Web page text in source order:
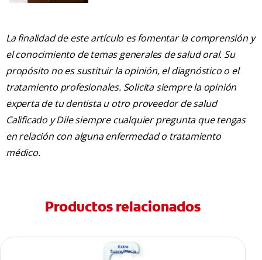
La finalidad de este artículo es fomentar la comprensión y
el conocimiento de temas generales de salud oral. Su
propósito no es sustituir la opinión, el diagnóstico o el
tratamiento profesionales. Solicita siempre la opinión
experta de tu dentista u otro proveedor de salud
Calificado y Dile siempre cualquier pregunta que tengas
en relación con alguna enfermedad o tratamiento
médico.
Productos relacionados